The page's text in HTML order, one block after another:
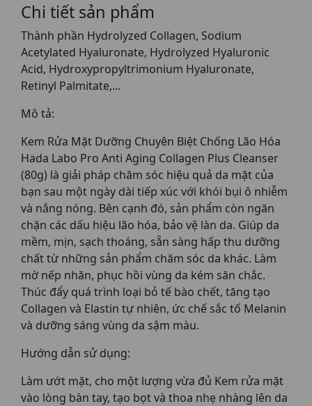
Chi tiết sản phẩm
Thành phần Hydrolyzed Collagen, Sodium
Acetylated Hyaluronate, Hydrolyzed Hyaluronic
Acid, Hydroxypropyltrimonium Hyaluronate,
Retinyl Palmitate,...
Mô tả:
Kem Rửa Mặt Dưỡng Chuyên Biệt Chống Lão Hóa
Hada Labo Pro Anti Aging Collagen Plus Cleanser
(80g) là giải pháp chăm sóc hiệu quả da mặt của
bạn sau một ngày dài tiếp xúc với khói bụi ô nhiễm
và nắng nóng. Bên cạnh đó, sản phẩm còn ngăn
chặn các dấu hiệu lão hóa, bảo vệ làn da. Giúp da
mềm, mịn, sạch thoáng, sẵn sàng hấp thu dưỡng
chất từ những sản phẩm chăm sóc da khác. Làm
mờ nếp nhăn, phục hồi vùng da kém săn chắc.
Thúc đẩy quá trình loại bỏ tế bào chết, tăng tạo
Collagen và Elastin tự nhiên, ức chế sắc tố Melanin
và dưỡng sáng vùng da sậm màu.
Hướng dẫn sử dụng:
Làm ướt mặt, cho một lượng vừa đủ Kem rửa mặt
vào lòng bàn tay, tạo bọt và thoa nhẹ nhàng lên da